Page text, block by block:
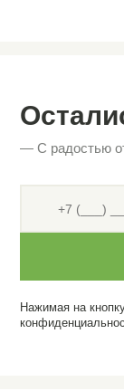
— С радостью
Нажимая на